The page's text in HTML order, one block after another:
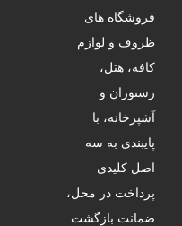
فروشگاه های
ظروف و لوازم
کافه، هتل،
رستوران و
آشپزخانه، با
پایبندی به سه
اصل کلیدی
پرداخت در محل،
ضمانت بازگشت